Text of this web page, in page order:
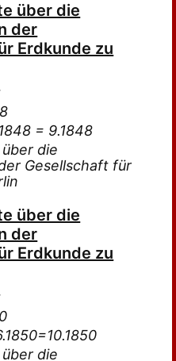
über die
der
Erdkunde zu
= 9.1848
die
Gesellschaft für
über die
der
Erdkunde zu
die